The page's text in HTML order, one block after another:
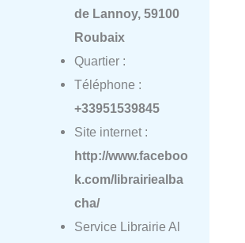
de Lannoy, 59100
Roubaix
Quartier :
Téléphone :
+33951539845
Site internet :
http://www.faceboo
k.com/librairiealba
cha/
Service Librairie Al